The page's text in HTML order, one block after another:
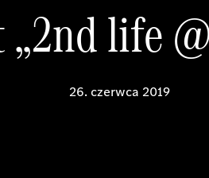
life
26. czerwca 2019